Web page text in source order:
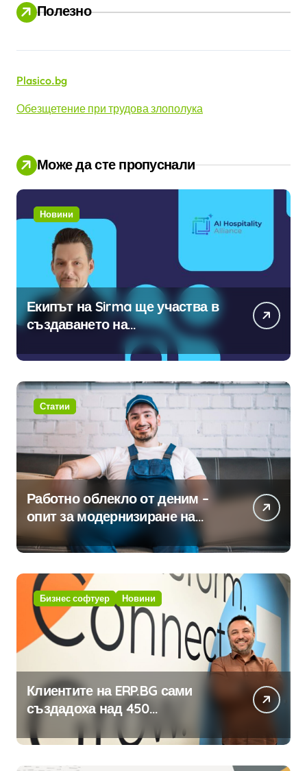
Полезно
Plasico.bg
Обезщетение при трудова злополука
Може да сте пропуснали
Новини
Екипът на Sirma ще участва в
създаването на
международните стандарти за
навлизане на изкуствен
интелект в хотелиерството
Статии
Работно облекло от деним –
опит за модернизиране на
традицията
Бизнес софтуер Новини
Клиентите на ERP.BG сами
създадоха над 450
приложения за ERP системата
с помощта на вградения в нея
изкуствен интелект